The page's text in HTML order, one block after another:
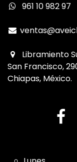
961 10 982 97
Libramiento
San Francisco,
Chiapas, México.